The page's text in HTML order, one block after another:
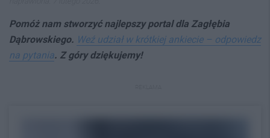
Pomóż nam stworzyć najlepszy portal dla Zagłębia
Dąbrowskiego. Weź udział w krótkiej ankiecie – odpowiedz
na pytania. Z góry dziękujemy!